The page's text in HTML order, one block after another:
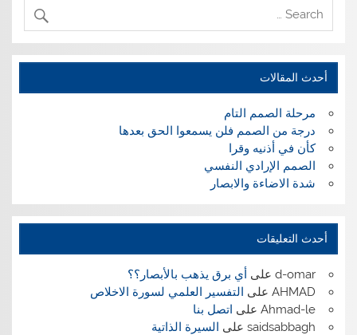
أحدث المقالات
مرحلة الصمم التام
درجة من الصمم فلن يسمعوا الحق بعدها
كأن في أذنيه وقرا
الصمم الإرادي النفسي
شدة الاضاءة والابصار
أحدث التعليقات
d-omarعلى أي برق يذهب بالأبصار؟؟
AHMADعلى التفسير العلمي لسورة الاخلاص
Ahmad-leعلى اتصل بنا
saidsabbaghعلى السيرة الذاتية